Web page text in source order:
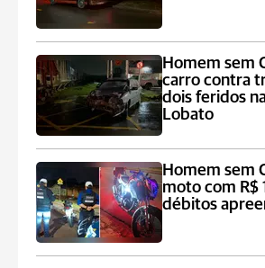
Homem sem
carro contra
dois feridos
Lobato
Homem sem
moto com R$
débitos